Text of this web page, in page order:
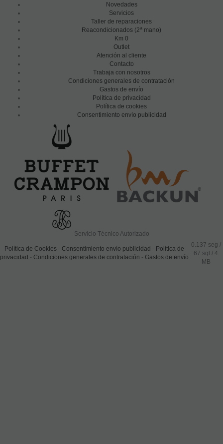
Novedades
Servicios
Taller de reparaciones
Reacondicionados (2a mano)
Km 0
Outlet
Atención al cliente
Contacto
Trabaja con nosotros
Condiciones generales de contratación
Gastos de envío
Política de privacidad
Política de cookies
Consentimiento envío publicidad
Servicio Técnico Autorizado
Política de Cookies - Consentimiento envío publicidad - Política de
privacidad - Condiciones generales de contratación - Gastos de envío
0.137 seg /
67 sql / 4
MB